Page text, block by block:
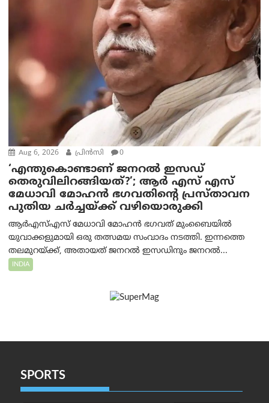
Aug 6, 2026 പ്രിന്‍സി 0
‘എന്തുകൊണ്ടാണ് ജനറൽ ഇസഡ്
തെരുവിലിറങ്ങിയത്?’; ആര്‍ എസ് എസ്
മേധാവി മോഹൻ ഭഗവതിന്റെ പ്രസ്താവന
പുതിയ ചര്‍ച്ചയ്ക്ക് വഴിയൊരുക്കി
ആർ‌എസ്‌എസ് മേധാവി മോഹൻ ഭഗവത് മുംബൈയിൽ
യുവാക്കളുമായി ഒരു തത്സമയ സംവാദം നടത്തി. ഇന്നത്തെ
തലമുറയ്ക്ക്, അതായത് ജനറൽ ഇസഡിനും ജനറൽ...
INDIA
SPORTS